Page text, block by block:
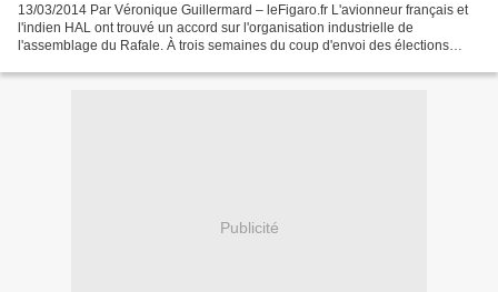
13/03/2014 Par Véronique Guillermard – leFigaro.fr L'avionneur français et
l'indien HAL ont trouvé un accord sur l'organisation industrielle de
l'assemblage du Rafale. À trois semaines du coup d'envoi des élections
Publicité